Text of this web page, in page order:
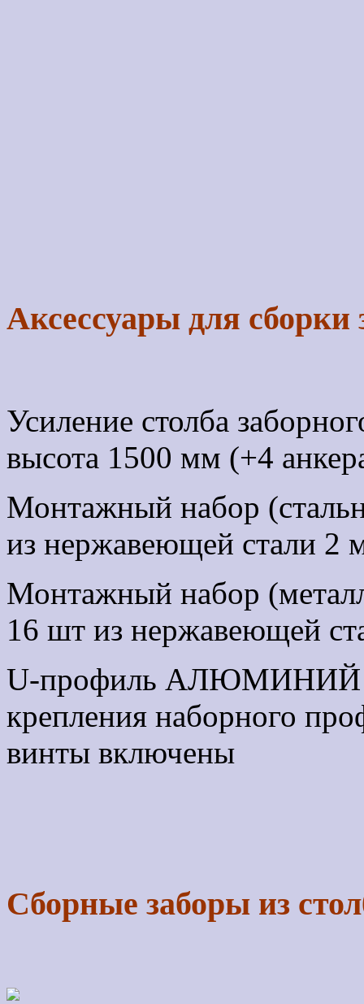
Аксессуары для сборки
Усиление столба
высота 1500 мм (+4
Монтажный набор
из нержавеющей стали 2
Монтажный набор
16 шт из нержавеющей
U-профиль АЛЮМИНИЙ
крепления наборного
винты включены
Сборные заборы из